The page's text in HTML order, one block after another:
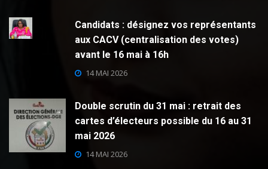
Candidats : désignez vos représentants
aux CACV (centralisation des votes)
avant le 16 mai à 16h
14 MAI 2026
Double scrutin du 31 mai : retrait des
cartes d’électeurs possible du 16 au 31
mai 2026
14 MAI 2026